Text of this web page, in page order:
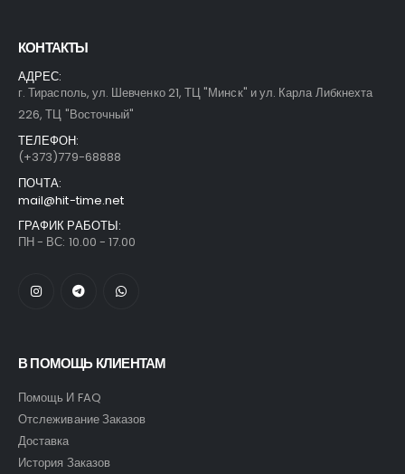
КОНТАКТЫ
АДРЕС:
г. Тирасполь, ул. Шевченко 21, ТЦ "Минск" и ул. Карла Либкнехта
226, ТЦ "Восточный"
ТЕЛЕФОН:
(+373)779-68888
ПОЧТА:
mail@hit-time.net
ГРАФИК РАБОТЫ:
ПН - ВС: 10.00 - 17.00
В ПОМОЩЬ КЛИЕНТАМ
Помощь И FAQ
Отслеживание Заказов
Доставка
История Заказов